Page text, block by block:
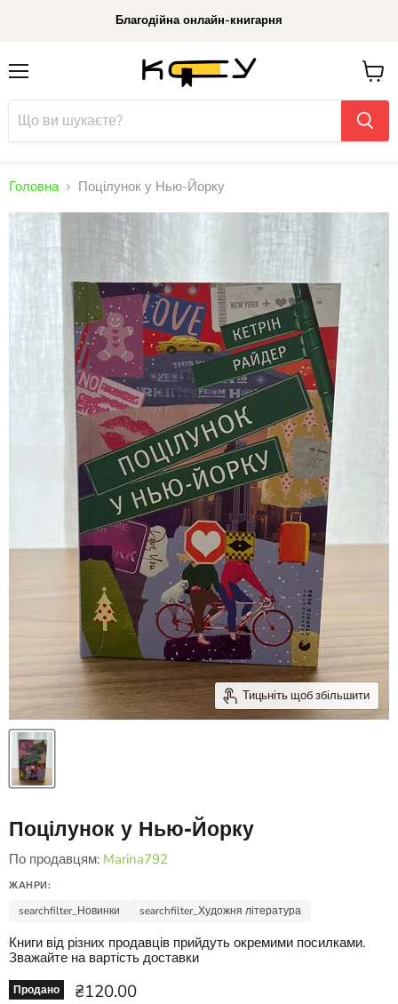
Благодійна онлайн-книгарня
До
Головна Поцілунок у Нью-Йорку
Тицьніть щоб збільшити
Поцілунок у Нью-Йорку
По продавцям: Marina792
ЖАНРИ:
searchfilter_Новинки searchfilter_Художня література
Книги від різних продавців прийдуть окремими посилками.
Зважайте на вартість доставки
Продано Ціна зараз
₴120.00